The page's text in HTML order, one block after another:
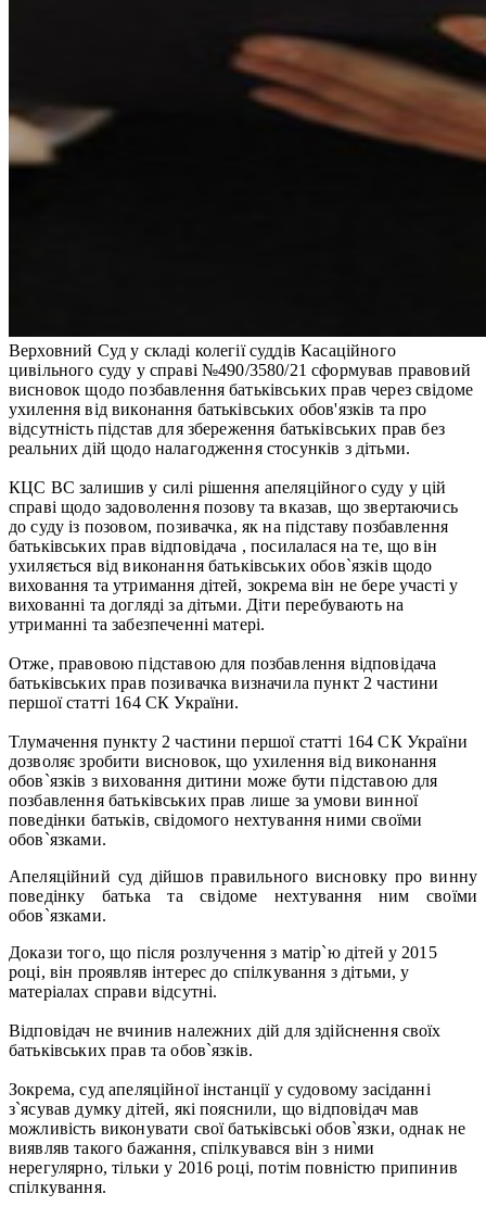
Верховний Суд у складі колегії суддів Касаційного
цивільного суду у справі №490/3580/21 сформував правовий
висновок щодо позбавлення батьківських прав через свідоме
ухилення від виконання батьківських обов'язків та про
відсутність підстав для збереження батьківських прав без
реальних дій щодо налагодження стосунків з дітьми.
КЦС ВС залишив у силі рішення апеляційного суду у цій
справі щодо задоволення позову та вказав, що звертаючись
до суду із позовом, позивачка, як на підставу позбавлення
батьківських прав відповідача , посилалася на те, що він
ухиляється від виконання батьківських обов`язків щодо
виховання та утримання дітей, зокрема він не бере участі у
вихованні та догляді за дітьми. Діти перебувають на
утриманні та забезпеченні матері.
Отже, правовою підставою для позбавлення відповідача
батьківських прав позивачка визначила пункт 2 частини
першої статті 164 СК України.
Тлумачення пункту 2 частини першої статті 164 СК України
дозволяє зробити висновок, що ухилення від виконання
обов`язків з виховання дитини може бути підставою для
позбавлення батьківських прав лише за умови винної
поведінки батьків, свідомого нехтування ними своїми
обов`язками.
Апеляційний суд дійшов правильного висновку про винну
поведінку батька та свідоме нехтування ним своїми
обов`язками.
Докази того, що після розлучення з матір`ю дітей у 2015
році, він проявляв інтерес до спілкування з дітьми, у
матеріалах справи відсутні.
Відповідач не вчинив належних дій для здійснення своїх
батьківських прав та обов`язків.
Зокрема, суд апеляційної інстанції у судовому засіданні
з`ясував думку дітей, які пояснили, що відповідач мав
можливість виконувати свої батьківські обов`язки, однак не
виявляв такого бажання, спілкувався він з ними
нерегулярно, тільки у 2016 році, потім повністю припинив
спілкування.